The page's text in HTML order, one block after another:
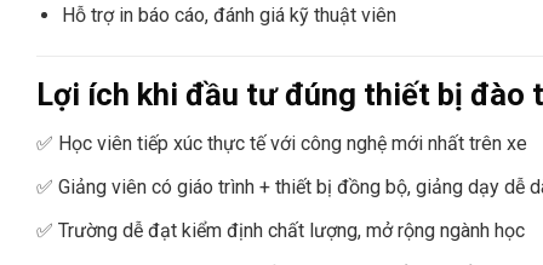
Hỗ trợ in báo cáo, đánh giá kỹ thuật viên
Lợi ích khi đầu tư đúng thiết bị đào
✅ Học viên tiếp xúc thực tế với công nghệ mới nhất trên xe
✅ Giảng viên có giáo trình + thiết bị đồng bộ, giảng dạy dễ
✅ Trường dễ đạt kiểm định chất lượng, mở rộng ngành học